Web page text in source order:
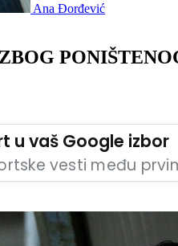
Ana Đorđević
u vaš Google izbor
vesti među